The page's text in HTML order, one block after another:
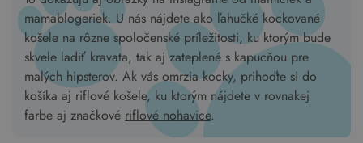
mamablogeriek. U nás nájdete ako ľahučké kockované
košele na rôzne spoločenské príležitosti, ku ktorým bude
skvele ladiť kravata, tak aj zateplené s kapucňou pre
malých hipsterov. Ak vás omrzia kocky, prihoďte si do
košíka aj riflové košele, ku ktorým nájdete v rovnakej
farbe aj značkové riflové nohavice.